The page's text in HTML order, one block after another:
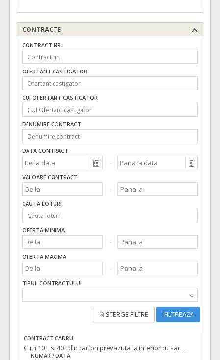
CONTRACTE
CONTRACT NR.
OFERTANT CASTIGATOR
CUI OFERTANT CASTIGATOR
DENUMIRE CONTRACT
DATA CONTRACT
VALOARE CONTRACT
CAUTA LOTURI
OFERTA MINIMA
OFERTA MAXIMA
TIPUL CONTRACTULUI
STERGE FILTRE FILTREAZA
CONTRACT CADRU
Cutii 10 L si 40 Ldin carton prevazuta la interior cu sac din plastic si Cutii intepatoare 3.2 L
NUMAR / DATA